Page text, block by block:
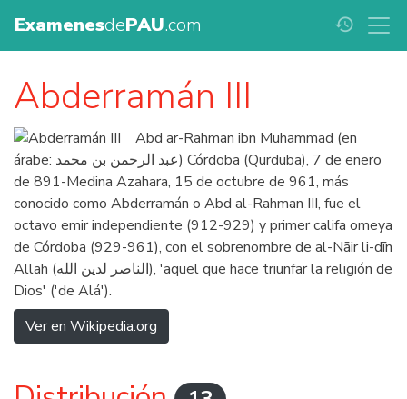
ExamenesdePAU.com history
Abderramán III
Abd ar-Rahman ibn Muhammad (en
árabe: عبد الرحمن بن محمد) Córdoba (Qurduba), 7 de enero
de 891-Medina Azahara, 15 de octubre de 961, más
conocido como Abderramán o Abd al-Rahman III, fue el
octavo emir independiente (912-929) y primer califa omeya
de Córdoba (929-961), con el sobrenombre de al-Nāir li-dīn
Allah (الناصر لدين الله), 'aquel que hace triunfar la religión de
Dios' ('de Alá').
Ver en Wikipedia.org